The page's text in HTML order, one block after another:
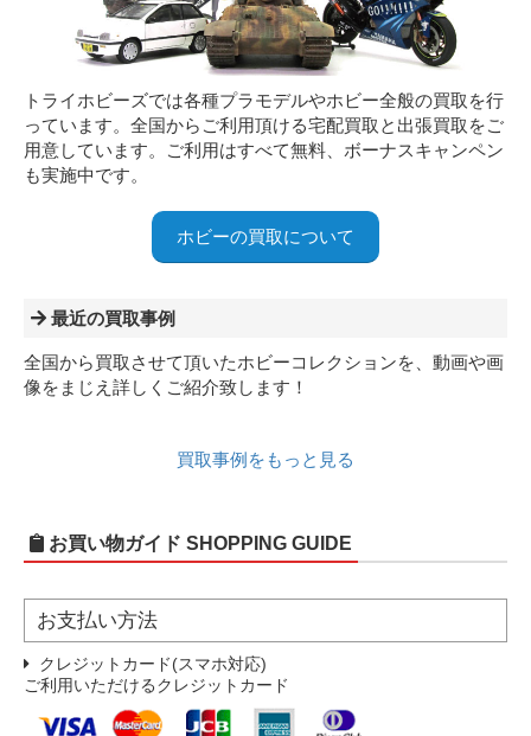
トライホビーズでは各種プラモデルやホビー全般の買取を行
っています。全国からご利用頂ける宅配買取と出張買取をご
用意しています。ご利用はすべて無料、ボーナスキャンペン
も実施中です。
ホビーの買取について
最近の買取事例
全国から買取させて頂いたホビーコレクションを、動画や画
像をまじえ詳しくご紹介致します！
買取事例をもっと見る
お買い物ガイド SHOPPING GUIDE
お支払い方法
クレジットカード(スマホ対応)
ご利用いただけるクレジットカード